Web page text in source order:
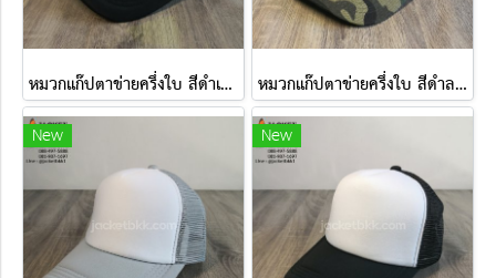
หมวกแก๊ปตาข่ายครึ่งใบ สีดำเหลืองสะท้อนแสง หมวกแก๊ปตาข่ายครึ่งใบ สีดำลายทหาร
New New